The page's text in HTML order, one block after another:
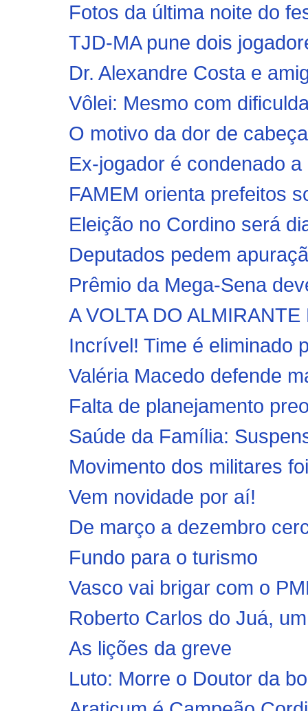
Fotos da última noite do
TJD-MA pune dois
Dr. Alexandre Costa e
Vôlei: Mesmo com
O motivo da dor de
Ex-jogador é condenado
FAMEM orienta prefeitos
Eleição no Cordino será
Deputados pedem
Prêmio da Mega-Sena
A VOLTA DO
Incrível! Time é eliminado
Valéria Macedo defende
Falta de planejamento
Saúde da Família:
Movimento dos militares
Vem novidade por aí!
De março a dezembro
Fundo para o turismo
Vasco vai brigar com o
Roberto Carlos do Juá,
As lições da greve
Luto: Morre o Doutor da